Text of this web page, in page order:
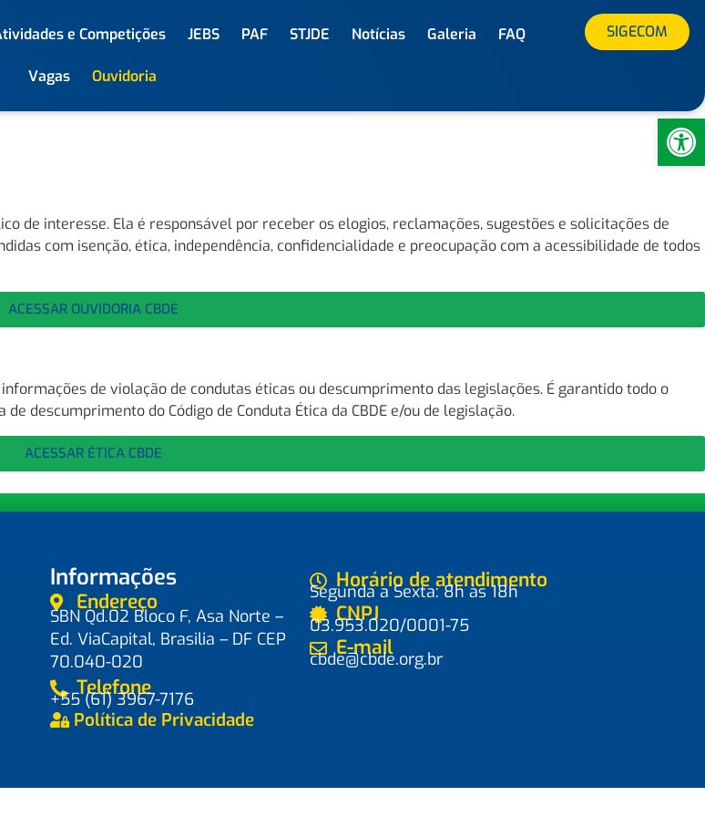
e Competições JEBS PAF STJDE Notícias Galeria FAQ
Vagas Ouvidoria
SIGECOM
de interesse. Ela é responsável por receber os elogios, reclamações, sugestões e solicitações de
com isenção, ética, independência, confidencialidade e preocupação com a acessibilidade de todos
ACESSAR OUVIDORIA CBDE
de violação de condutas éticas ou descumprimento das legislações. É garantido todo o
descumprimento do Código de Conduta Ética da CBDE e/ou de legislação.
ACESSAR ÉTICA CBDE
Informações
Endereço
SBN Qd.02 Bloco F, Asa Norte –
Ed. ViaCapital, Brasilia – DF CEP
70.040-020
Telefone
+55 (61) 3967-7176
Política de Privacidade
Horário de atendimento
Segunda a Sexta: 8h às 18h
CNPJ
03.953.020/0001-75
E-mail
cbde@cbde.org.br